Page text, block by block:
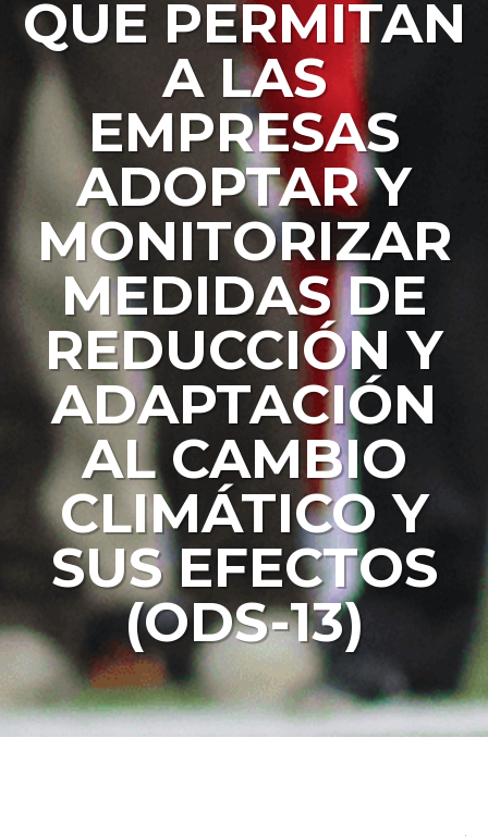
QUE PERMITAN
A LAS
EMPRESAS
ADOPTAR Y
MONITORIZAR
MEDIDAS DE
REDUCCIÓN Y
ADAPTACIÓN
AL CAMBIO
CLIMÁTICO Y
SUS EFECTOS
(ODS-13)